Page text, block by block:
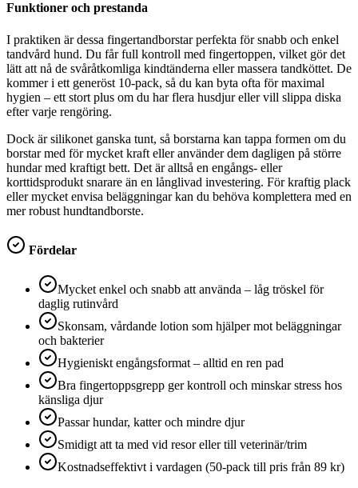
Funktioner och prestanda
I praktiken är dessa fingertandborstar perfekta för snabb och enkel
tandvård hund. Du får full kontroll med fingertoppen, vilket gör det
lätt att nå de svåråtkomliga kindtänderna eller massera tandköttet. De
kommer i ett generöst 10-pack, så du kan byta ofta för maximal
hygien – ett stort plus om du har flera husdjur eller vill slippa diska
efter varje rengöring.
Dock är silikonet ganska tunt, så borstarna kan tappa formen om du
borstar med för mycket kraft eller använder dem dagligen på större
hundar med kraftigt bett. Det är alltså en engångs- eller
korttidsprodukt snarare än en långlivad investering. För kraftig plack
eller mycket envisa beläggningar kan du behöva komplettera med en
mer robust hundtandborste.
Fördelar
Mycket enkel och snabb att använda – låg tröskel för
daglig rutinvård
Skonsam, vårdande lotion som hjälper mot beläggningar
och bakterier
Hygieniskt engångsformat – alltid en ren pad
Bra fingertoppsgrepp ger kontroll och minskar stress hos
känsliga djur
Passar hundar, katter och mindre djur
Smidigt att ta med vid resor eller till veterinär/trim
Kostnadseffektivt i vardagen (50-pack till pris från 89 kr)